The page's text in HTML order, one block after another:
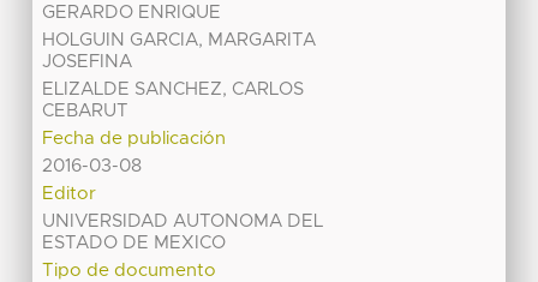
GERARDO ENRIQUE
HOLGUIN GARCIA, MARGARITA
JOSEFINA
ELIZALDE SANCHEZ, CARLOS
CEBARUT
Fecha de publicación
2016-03-08
Editor
UNIVERSIDAD AUTONOMA DEL
ESTADO DE MEXICO
Tipo de documento